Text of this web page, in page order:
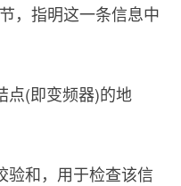
，指明这一条信息中
点(即变频器)的地
验和，用于检查该信